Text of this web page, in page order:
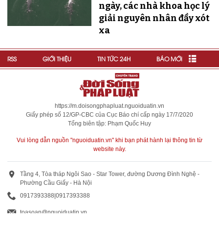
ngày, các nhà khoa học lý
giải nguyên nhân đầy xót
xa
RSS GIỚI THIỆU TIN TỨC 24H BÁO MỚI
https://m.doisongphapluat.nguoiduatin.vn
Giấy phép số 12/GP-CBC của Cục Báo chí cấp ngày 17/7/2020
Tổng biên tập: Phạm Quốc Huy
Vui lòng dẫn nguồn "nguoiduatin.vn" khi bạn phát hành lại thông tin từ
website này.
Tầng 4, Tòa tháp Ngôi Sao - Star Tower, đường Dương Đình Nghệ -
Phường Cầu Giấy - Hà Nội
0917393388 0917393388
toasoan@nguoiduatin.vn